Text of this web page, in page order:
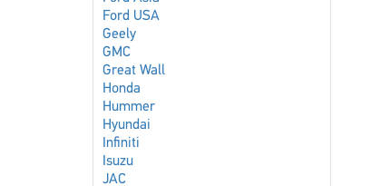
Ford USA
Geely
GMC
Great Wall
Honda
Hummer
Hyundai
Infiniti
Isuzu
JAC